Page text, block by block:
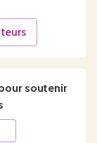
soutenir